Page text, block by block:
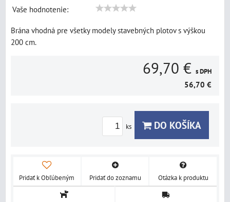
Vaše hodnotenie:
Brána vhodná pre všetky modely stavebných plotov s výškou
200 cm.
69,70 € s DPH
56,70 €
ks DO KOŠÍKA
Pridať k Obľúbeným Pridať do zoznamu Otázka k produktu